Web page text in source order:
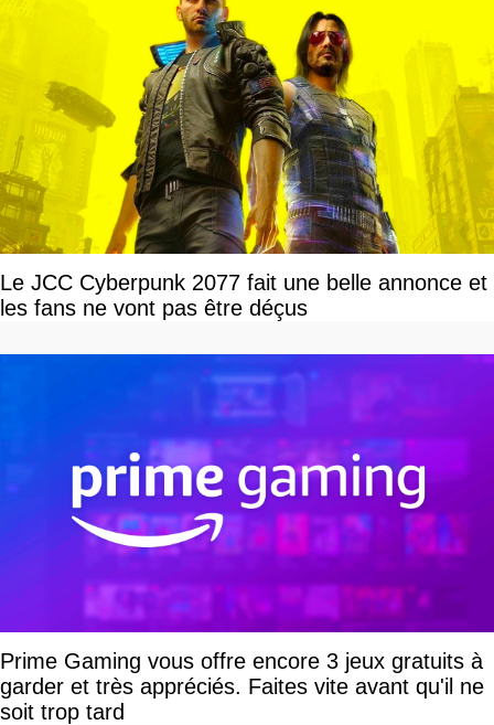
Le JCC Cyberpunk 2077 fait une belle annonce et
les fans ne vont pas être déçus
Prime Gaming vous offre encore 3 jeux gratuits à
garder et très appréciés. Faites vite avant qu'il ne
soit trop tard